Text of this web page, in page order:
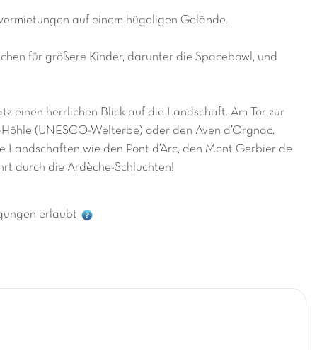
auf einem hügeligen Gelände.
für größere Kinder, darunter die Spacebowl, und
einen herrlichen Blick auf die Landschaft. Am Tor zur
(UNESCO-Welterbe) oder den Aven d’Orgnac.
wie den Pont d’Arc, den Mont Gerbier de
durch die Ardèche-Schluchten!
erlaubt